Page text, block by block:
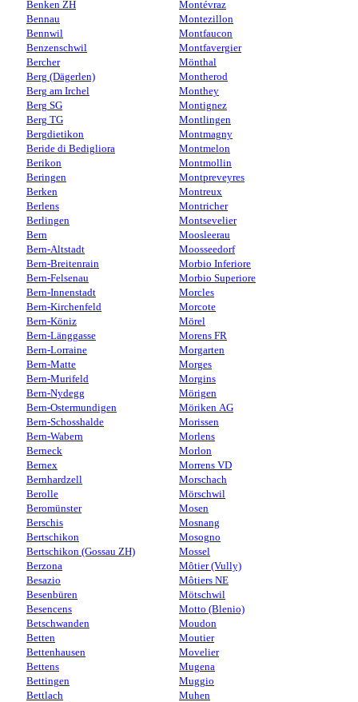
Benken ZH
Bennau
Bennwil
Benzenschwil
Bercher
Berg (Dägerlen)
Berg am Irchel
Berg SG
Berg TG
Bergdietikon
Beride di Bedigliora
Berikon
Beringen
Berken
Berlens
Berlingen
Bern
Bern-Altstadt
Bern-Breitenrain
Bern-Felsenau
Bern-Innenstadt
Bern-Kirchenfeld
Bern-Köniz
Bern-Länggasse
Bern-Lorraine
Bern-Matte
Bern-Murifeld
Bern-Nydegg
Bern-Ostermundigen
Bern-Schosshalde
Bern-Wabern
Berneck
Bernex
Bernhardzell
Berolle
Beromünster
Berschis
Bertschikon
Bertschikon (Gossau ZH)
Berzona
Besazio
Besenbüren
Besencens
Betschwanden
Betten
Bettenhausen
Bettens
Bettingen
Bettlach
Montévraz
Montezillon
Montfaucon
Montfavergier
Mönthal
Montherod
Monthey
Montignez
Montlingen
Montmagny
Montmelon
Montmollin
Montpreveyres
Montreux
Montricher
Montsevelier
Moosleerau
Moosseedorf
Morbio Inferiore
Morbio Superiore
Morcles
Morcote
Mörel
Morens FR
Morgarten
Morges
Morgins
Mörigen
Möriken AG
Morissen
Morlens
Morlon
Morrens VD
Morschach
Mörschwil
Mosen
Mosnang
Mosogno
Mossel
Môtier (Vully)
Môtiers NE
Mötschwil
Motto (Blenio)
Moudon
Moutier
Movelier
Mugena
Muggio
Muhen